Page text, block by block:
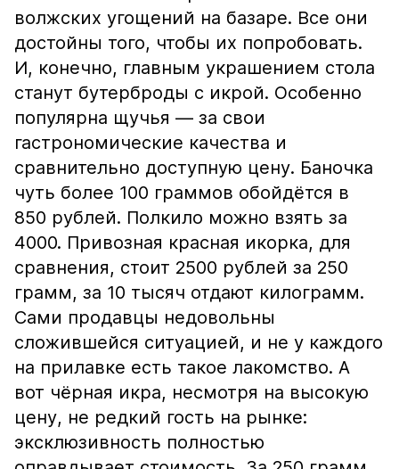
волжских угощений на базаре. Все они
достойны того, чтобы их попробовать.
И, конечно, главным украшением стола
станут бутерброды с икрой. Особенно
популярна щучья — за свои
гастрономические качества и
сравнительно доступную цену. Баночка
чуть более 100 граммов обойдётся в
850 рублей. Полкило можно взять за
4000. Привозная красная икорка, для
сравнения, стоит 2500 рублей за 250
грамм, за 10 тысяч отдают килограмм.
Сами продавцы недовольны
сложившейся ситуацией, и не у каждого
на прилавке есть такое лакомство. А
вот чёрная икра, несмотря на высокую
цену, не редкий гость на рынке:
эксклюзивность полностью